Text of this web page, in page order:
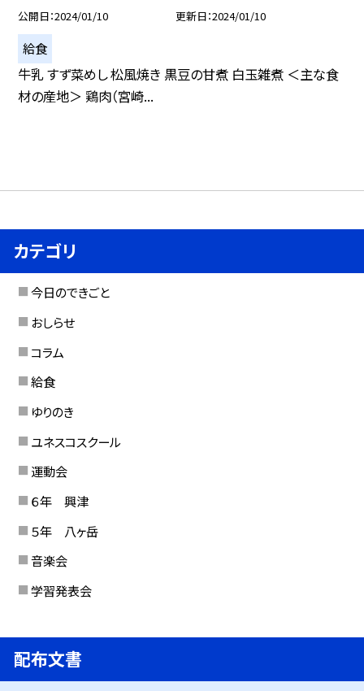
公開日 2024/01/10 更新日 2024/01/10
給食
牛乳 すず菜めし 松風焼き 黒豆の甘煮 白玉雑煮 ＜主な食
材の産地＞ 鶏肉（宮崎...
カテゴリ
今日のできごと
おしらせ
コラム
給食
ゆりのき
ユネスコスクール
運動会
６年 興津
５年 八ヶ岳
音楽会
学習発表会
配布文書